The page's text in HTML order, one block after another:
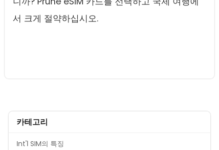
서 크게 절약하십시오.
카테고리
Int'l SIM의 특징